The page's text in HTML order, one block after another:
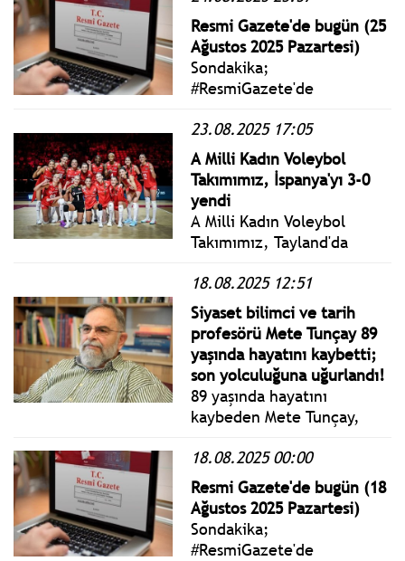
maçında Kanada'yı 3-0
yendi.
Resmi Gazete'de bugün (25
Ağustos 2025 Pazartesi)
Sondakika;
#ResmiGazete'de
Pazartesi yönetmelik,
genelge ve tebliğler
takip edebilirsiniz.
23.08.2025 17:05
A Milli Kadın Voleybol
Takımımız, İspanya'yı 3-0
yendi
A Milli Kadın Voleybol
Takımımız, Tayland'da
Kadınlar Dünya Voleybol
Şampiyonası'na galibiyetle
başladı.
18.08.2025 12:51
Siyaset bilimci ve tarih
profesörü Mete Tunçay 89
yaşında hayatını kaybetti;
son yolculuğuna uğurlandı!
89 yaşında hayatını
kaybeden Mete Tunçay,
müteakip Levent’teki Afet
Yolal Camii’nde kılınacak
cenaze namazından sonra
Feriköy mezarlığına
defnedilecek.
18.08.2025 00:00
Resmi Gazete'de bugün (18
Ağustos 2025 Pazartesi)
Sondakika;
#ResmiGazete'de